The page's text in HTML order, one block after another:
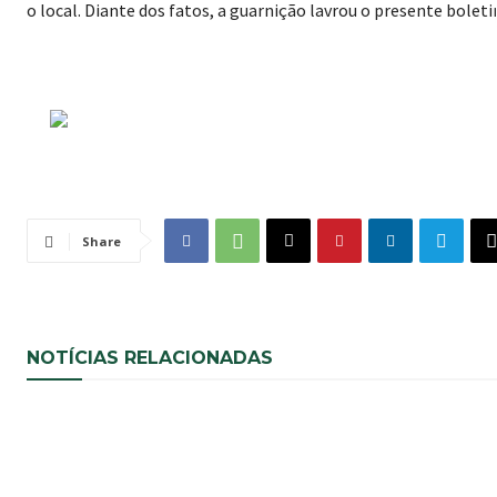
o local. Diante dos fatos, a guarnição lavrou o presente
Share
NOTÍCIAS RELACIONADAS